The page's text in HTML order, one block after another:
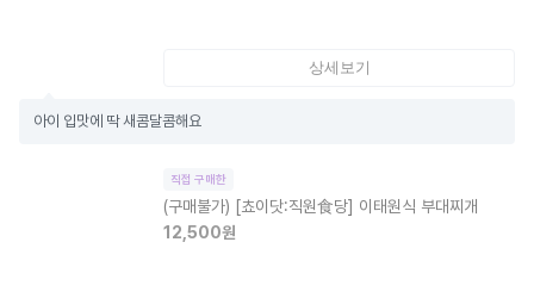
상세보기
아이 입맛에 딱 새콤달콤해요
직접 구매한
(구매불가) [쵸이닷:직원食당] 이태원식 부대찌개
12,500원